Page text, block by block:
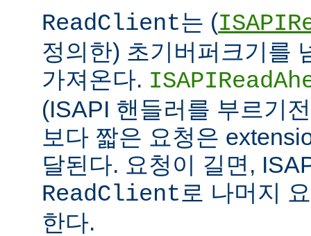
ReadClient는 (
정의한) 초기버퍼크기를
가져온다.
(ISAPI 핸들러를 부르기
보다 짧은 요청은
달된다. 요청이 길면,
ReadClient 로 나머지
한다.